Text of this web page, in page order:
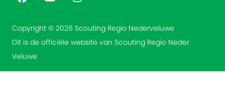
Copyright © 2026 Scouting Regio Nederveluwe
Dit is de officiële website van Scouting Regio Neder
Veluwe